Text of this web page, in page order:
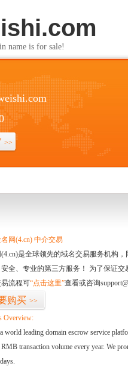
name is for sale!
>>
网(4.cn) 中介交易
是全球领先的域名交易服务机构
全、专业的第三方服务！ 为了保证
流程可“点击这里”查看或咨询
购买 >>
Overview:
world leading domain escrow service
transaction volume every year. We